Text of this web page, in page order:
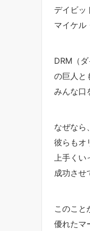
デイビッ
マイケル
DRM（
の巨人と
みんな口
なぜなら、
彼らもオ
上手く
成功させ
このこと
優れたマ